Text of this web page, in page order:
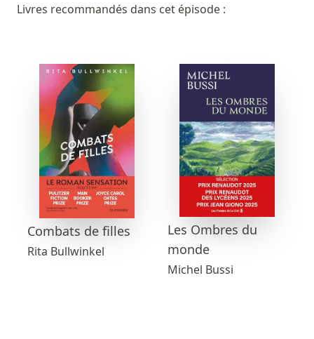
Livres recommandés dans cet épisode :
Combats de filles
Rita Bullwinkel
Les Ombres du
monde
Michel Bussi